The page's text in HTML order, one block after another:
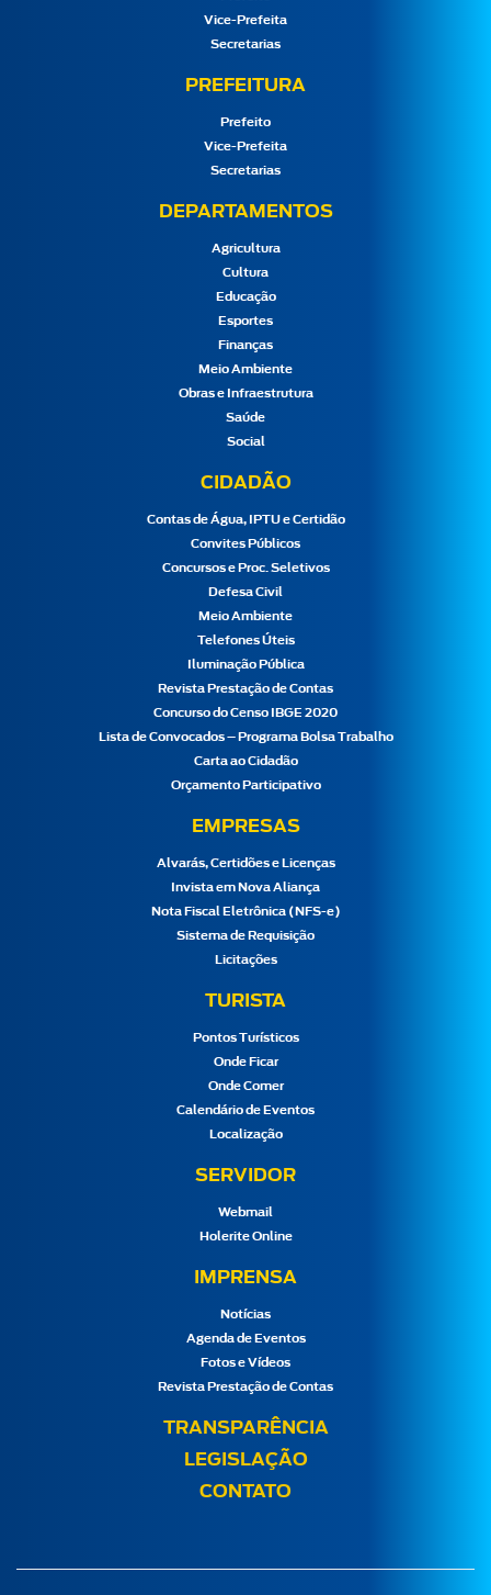
Vice-Prefeita
Secretarias
PREFEITURA
Prefeito
Vice-Prefeita
Secretarias
DEPARTAMENTOS
Agricultura
Cultura
Educação
Esportes
Finanças
Meio Ambiente
Obras e Infraestrutura
Saúde
Social
CIDADÃO
Contas de Água, IPTU e Certidão
Convites Públicos
Concursos e Proc. Seletivos
Defesa Civil
Meio Ambiente
Telefones Úteis
Iluminação Pública
Revista Prestação de Contas
Concurso do Censo IBGE 2020
Lista de Convocados – Programa Bolsa Trabalho
Carta ao Cidadão
Orçamento Participativo
EMPRESAS
Alvarás, Certidões e Licenças
Invista em Nova Aliança
Nota Fiscal Eletrônica (NFS-e)
Sistema de Requisição
Licitações
TURISTA
Pontos Turísticos
Onde Ficar
Onde Comer
Calendário de Eventos
Localização
SERVIDOR
Webmail
Holerite Online
IMPRENSA
Notícias
Agenda de Eventos
Fotos e Vídeos
Revista Prestação de Contas
TRANSPARÊNCIA
LEGISLAÇÃO
CONTATO